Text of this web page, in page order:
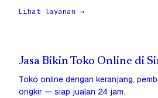
Lihat layanan →
Jasa Bikin Toko Online di
Toko online dengan keranjang,
ongkir — siap jualan 24 jam.